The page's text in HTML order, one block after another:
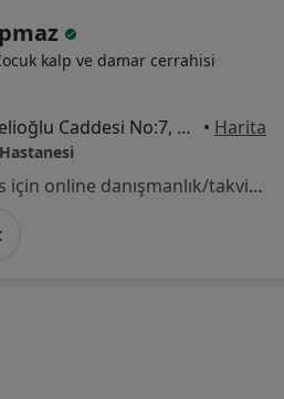
kalp ve damar cerrahisi
Fener Mahallesi Tekelioğlu Caddesi No:7, Antalya • Harita
Bu uzman ilgili adres için online danışmanlık/takvim sunmuyor.